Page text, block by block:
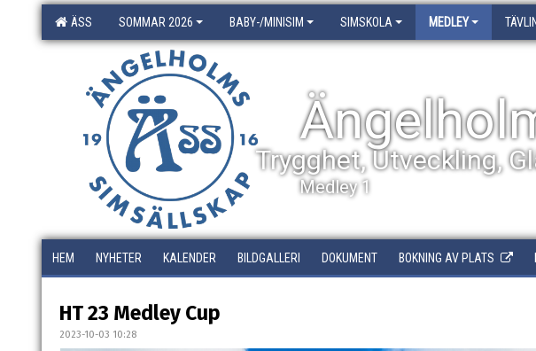
ÄSS SOMMAR 2026 BABY-/MINISIM SIMSKOLA MEDLEY
Trygghet, Utveckling,
Medley 1
HEM NYHETER KALENDER BILDGALLERI DOKUMENT BOKNING AV PLATS
HT 23 Medley Cup
2023-10-03 10:28